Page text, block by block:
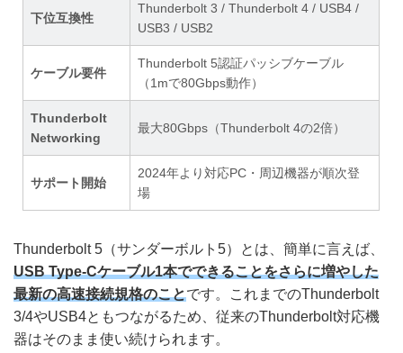
下位互換性
Thunderbolt 3 / Thunderbolt 4 / USB4 /
USB3 / USB2
ケーブル要件
Thunderbolt 5認証パッシブケーブル
（1mで80Gbps動作）
Thunderbolt
Networking
最大80Gbps（Thunderbolt 4の2倍）
サポート開始
2024年より対応PC・周辺機器が順次登
場
Thunderbolt 5（サンダーボルト5）とは、簡単に言えば、
USB Type-Cケーブル1本でできることをさらに増やした
最新の高速接続規格のことです。これまでのThunderbolt
3/4やUSB4ともつながるため、従来のThunderbolt対応機
器はそのまま使い続けられます。